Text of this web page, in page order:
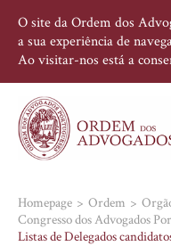
O site da Ordem dos
a sua experiência de
Ao visitar-nos está a
Homepage Ordem
Congresso dos Advogados
Listas de Delegados